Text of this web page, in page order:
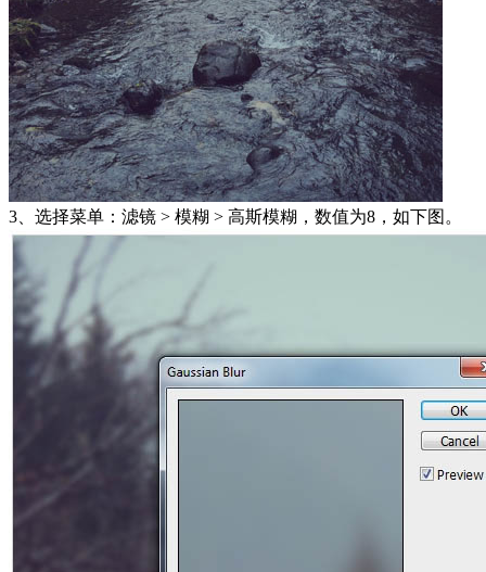
3、选择菜单：滤镜 > 模糊 > 高斯模糊，数值为8，如下图。